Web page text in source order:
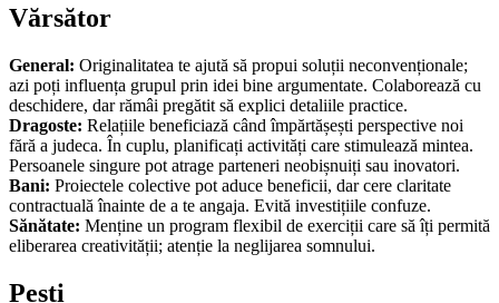
Vărsător
General: Originalitatea te ajută să propui soluții neconvenționale;
azi poți influența grupul prin idei bine argumentate. Colaborează cu
deschidere, dar rămâi pregătit să explici detaliile practice.
Dragoste: Relațiile beneficiază când împărtășești perspective noi
fără a judeca. În cuplu, planificați activități care stimulează mintea.
Persoanele singure pot atrage parteneri neobișnuiți sau inovatori.
Bani: Proiectele colective pot aduce beneficii, dar cere claritate
contractuală înainte de a te angaja. Evită investițiile confuze.
Sănătate: Menține un program flexibil de exerciții care să îți permită
eliberarea creativității; atenție la neglijarea somnului.
Pești